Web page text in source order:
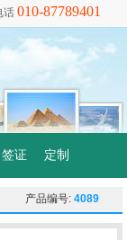
话 010-87789401
签证 定制
产品编号: 4089